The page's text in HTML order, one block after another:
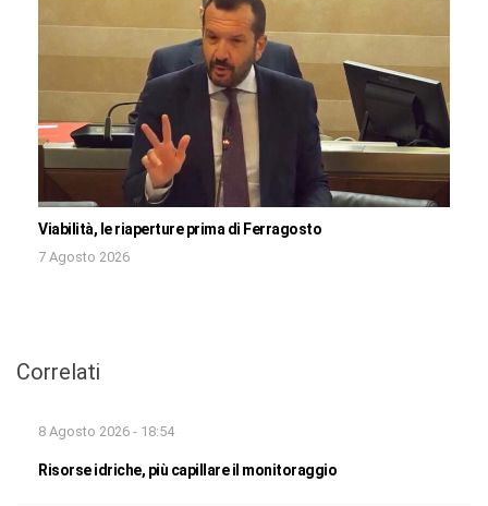
Viabilità, le riaperture prima di Ferragosto
7 Agosto 2026
Correlati
8 Agosto 2026 - 18:54
Risorse idriche, più capillare il monitoraggio